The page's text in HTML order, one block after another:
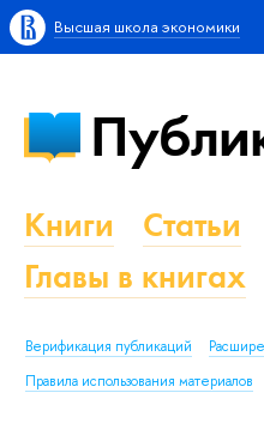
Высшая школа экономики
Книги
Статьи
Главы в книгах
Верификация публикаций
Правила использования материалов